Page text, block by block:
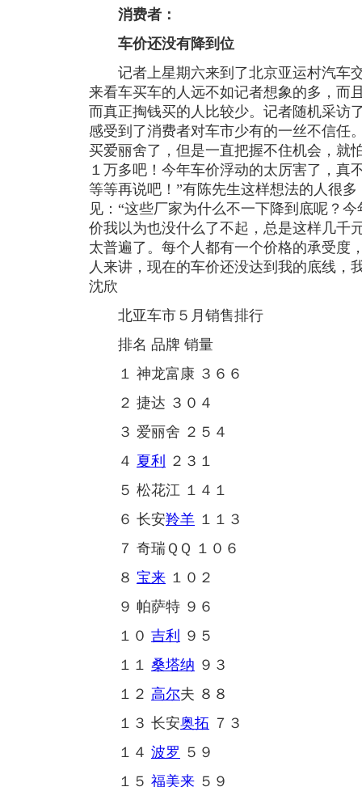
消费者：
车价还没有降到位
记者上星期六来到了北京亚运村汽车
来看车买车的人远不如记者想象的多，而
而真正掏钱买的人比较少。记者随机采访
感受到了消费者对车市少有的一丝不信任
买爱丽舍了，但是一直把握不住机会，就
１万多吧！今年车价浮动的太厉害了，真
等等再说吧！”有陈先生这样想法的人很
见：“这些厂家为什么不一下降到底呢？
价我以为也没什么了不起，总是这样几千
太普遍了。每个人都有一个价格的承受度
人来讲，现在的车价还没达到我的底线
沈欣
北亚车市５月销售排行
排名 品牌 销量
１ 神龙富康 ３６６
２ 捷达 ３０４
３ 爱丽舍 ２５４
４ 夏利
２３１
５ 松花江 １４１
６ 长安羚羊 １１３
７ 奇瑞ＱＱ １０６
８ 宝来 １０２
９ 帕萨特 ９６
１０ 吉利
９５
１１ 桑塔纳 ９３
１２ 高尔夫 ８８
１３ 长安奥拓 ７３
１４ 波罗 ５９
１５ 福美来 ５９